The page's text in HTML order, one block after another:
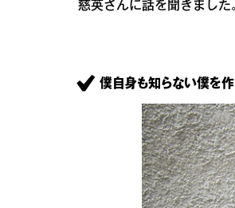
慈英さんに話を聞きました
僕自身も知らない僕を